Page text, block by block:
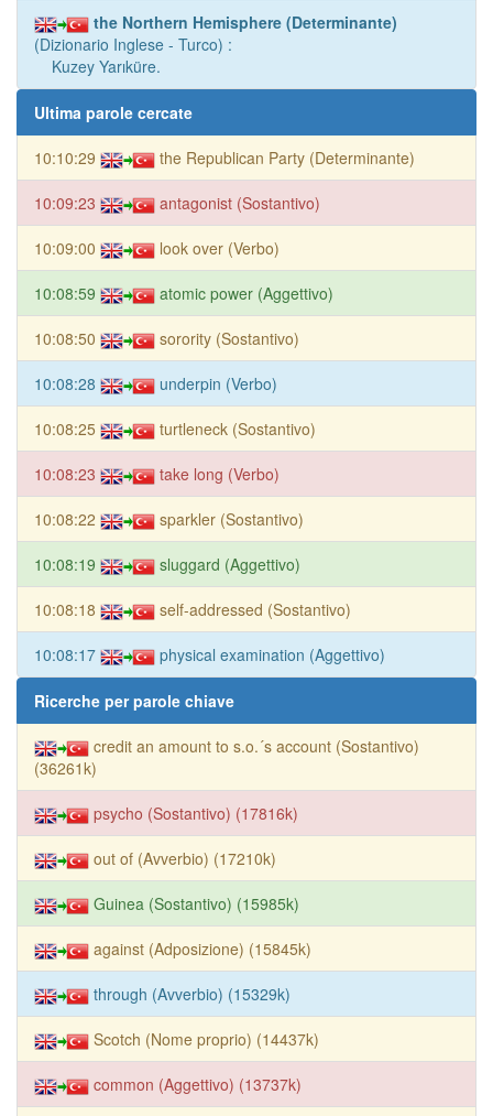
the Northern Hemisphere (Determinante)
(Dizionario Inglese - Turco) :
Kuzey Yarıküre.
Ultima parole cercate
10:10:29 the Republican Party (Determinante)
10:09:23 antagonist (Sostantivo)
10:09:00 look over (Verbo)
10:08:59 atomic power (Aggettivo)
10:08:50 sorority (Sostantivo)
10:08:28 underpin (Verbo)
10:08:25 turtleneck (Sostantivo)
10:08:23 take long (Verbo)
10:08:22 sparkler (Sostantivo)
10:08:19 sluggard (Aggettivo)
10:08:18 self-addressed (Sostantivo)
10:08:17 physical examination (Aggettivo)
Ricerche per parole chiave
credit an amount to s.o.´s account (Sostantivo)
(36261k)
psycho (Sostantivo) (17816k)
out of (Avverbio) (17210k)
Guinea (Sostantivo) (15985k)
against (Adposizione) (15845k)
through (Avverbio) (15329k)
Scotch (Nome proprio) (14437k)
common (Aggettivo) (13737k)